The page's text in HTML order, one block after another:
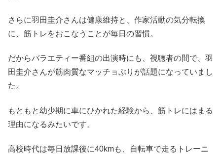
さらに羽田圭介さんは健康維持と、作家活動の気分転換
に、筋トレをおこなうことが毎日の習慣。
だからバラエティー番組の出演時にも、視聴者の間で、羽
田圭介さんが筋肉質なマッチョぶりが話題になっていまし
た。
もともと幼少期に車にひかれた経験から、筋トレにはまる
理由になるみたいです。
高校時代は毎日放課後に40kmも、自転車で走るトレーニ